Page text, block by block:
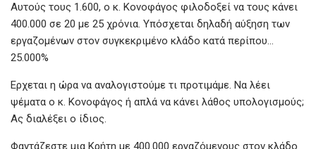
Αυτούς τους 1.600, ο κ. Κονοφάγος φιλοδοξεί να τους κάνει
400.000 σε 20 με 25 χρόνια. Υπόσχεται δηλαδή αύξηση των
εργαζομένων στον συγκεκριμένο κλάδο κατά περίπου…
25.000%
Ερχεται η ώρα να αναλογιστούμε τι προτιμάμε. Να λέει
ψέματα ο κ. Κονοφάγος ή απλά να κάνει λάθος υπολογισμούς;
Ας διαλέξει ο ίδιος.
Φαντάζεστε μια Κρήτη με 400.000 εργαζόμενους στον κλάδο